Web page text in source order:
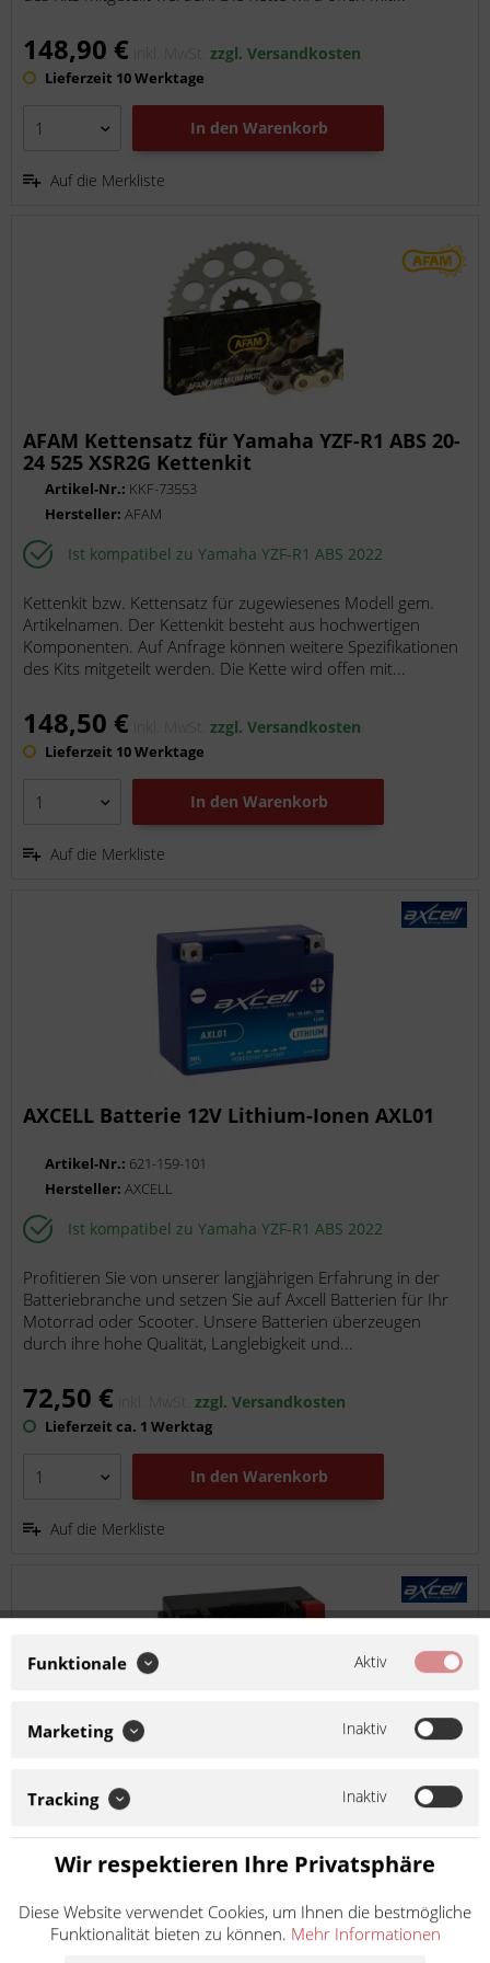
148,90 € inkl. MwSt.zzgl. Versandkosten
Lieferzeit 10 Werktage
In den Warenkorb
Auf die Merkliste
AFAM Kettensatz für Yamaha YZF-R1 ABS 20-
24 525 XSR2G Kettenkit
Artikel-Nr.: KKF-73553
Hersteller:AFAM
Ist kompatibel zu Yamaha YZF-R1 ABS 2022
Kettenkit bzw. Kettensatz für zugewiesenes Modell gem.
Artikelnamen. Der Kettenkit besteht aus hochwertigen
Komponenten. Auf Anfrage können weitere Spezifikationen
des Kits mitgeteilt werden. Die Kette wird offen mit...
148,50 € inkl. MwSt.zzgl. Versandkosten
Lieferzeit 10 Werktage
In den Warenkorb
Auf die Merkliste
AXCELL Batterie 12V Lithium-Ionen AXL01
Artikel-Nr.: 621-159-101
Hersteller:AXCELL
Ist kompatibel zu Yamaha YZF-R1 ABS 2022
Profitieren Sie von unserer langjährigen Erfahrung in der
Batteriebranche und setzen Sie auf Axcell Batterien für Ihr
Motorrad oder Scooter. Unsere Batterien überzeugen
durch ihre hohe Qualität, Langlebigkeit und...
72,50 € inkl. MwSt.zzgl. Versandkosten
Lieferzeit ca. 1 Werktag
In den Warenkorb
Auf die Merkliste
AXCELL Batterie 12V YTZ7S GEL ATZ7S
Artikel-Nr.:621-159-027
Hersteller:AXCELL
Ist kompatibel zu Yamaha YZF-R1 ABS 2022
Funktionale Aktiv
Marketing Inaktiv
Tracking Inaktiv
Wir respektieren Ihre Privatsphäre
Diese Website verwendet Cookies, um Ihnen die bestmögliche
Funktionalität bieten zu können. Mehr Informationen